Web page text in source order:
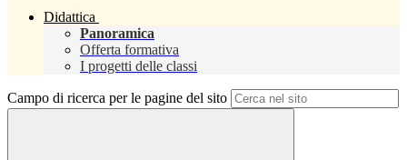
Didattica
Panoramica
Offerta formativa
I progetti delle classi
Campo di ricerca per le pagine del sito